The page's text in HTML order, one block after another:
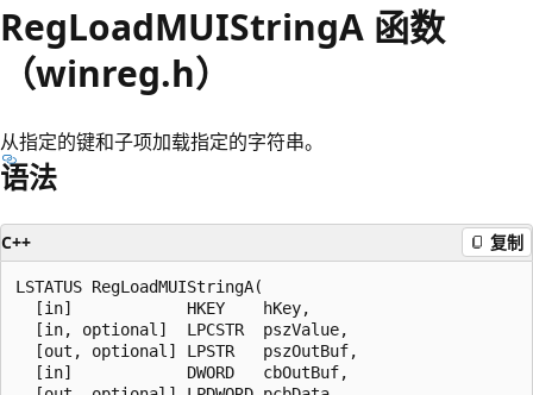
RegLoadMUIStringA 函数
（winreg.h）
从指定的键和子项加载指定的字符串。
语法
C++ 复制
LSTATUS RegLoadMUIStringA(
  [in]            HKEY    hKey,
  [in, optional]  LPCSTR  pszValue,
  [out, optional] LPSTR   pszOutBuf,
  [in]            DWORD   cbOutBuf,